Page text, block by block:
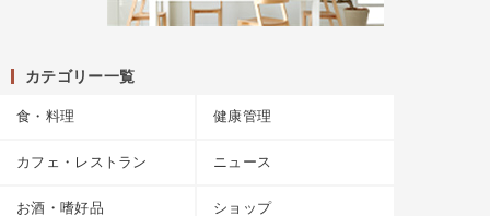
カテゴリー一覧
食・料理 健康管理
カフェ・レストラン ニュース
お酒・嗜好品 ショップ